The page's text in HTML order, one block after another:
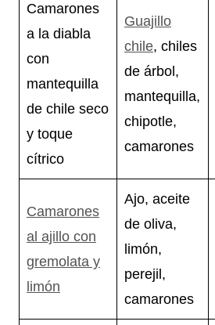
Camarones
a la diabla
con
mantequilla
de chile seco
y toque
cítrico
Guajillo
chile, chiles
de árbol,
mantequilla,
chipotle,
camarones
Camarones
al ajillo con
gremolata y
limón
Ajo, aceite
de oliva,
limón,
perejil,
camarones